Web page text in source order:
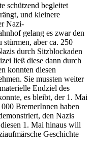
schützend begleitet
und kleinere
Nazi-
gelang es zwar den
aber ca. 250
durch Sitzblockaden
ließ diese dann durch
konnten diesen
Sie mussten weiter
Endziel des
es bleibt, der 1. Mai
BremerInnen haben
den Nazis
1. Mai hinaus will
Geschichte